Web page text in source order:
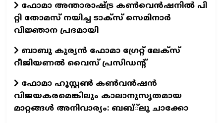
ഫോമാ അന്താരാഷ്ട്ര കൺവെൻഷനിൽ പി
റ്റി തോമസ് നയിച്ച ടാക്‌സ്‌ സെമിനാർ
വിജ്ഞാന പ്രദമായി
ബാബു കുര്യൻ ഫോമാ ഗ്രേറ്റ് ലേക്സ്
റീജിയണൽ വൈസ് പ്രസിഡന്റ്
ഫോമാ ഹൂസ്റ്റൺ കൺവൻഷൻ
വിജയകരമെങ്കിലും കാലാനുസൃതമായ
മാറ്റങ്ങൾ അനിവാര്യം: ബബ്്‌ലു ചാക്കോ